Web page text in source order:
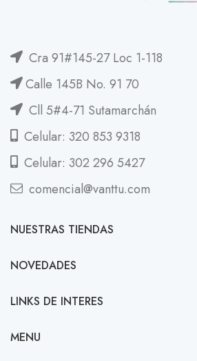
Cra 91#145-27 Loc 1-118
Calle 145B No. 91 70
Cll 5#4-71 Sutamarchán
Celular: 320 853 9318
Celular: 302 296 5427
comencial@vanttu.com
NUESTRAS TIENDAS
NOVEDADES
LINKS DE INTERES
MENU